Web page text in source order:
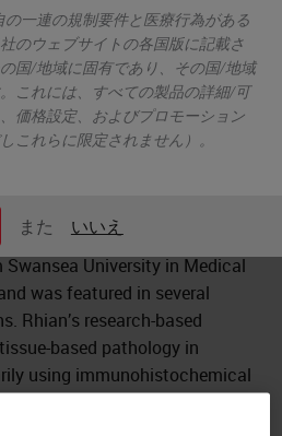
一連の規制要件と医療行為がある
のウェブサイトの各国版に記載さ
国/地域に固有であり、その国/地域
これには、すべての製品の詳細/可
価格設定、およびプロモーション
これらに限定されません）。
また いいえ
University in Medical
was featured in several
Rhian’s research-based
based pathology in
using immunohistochemical